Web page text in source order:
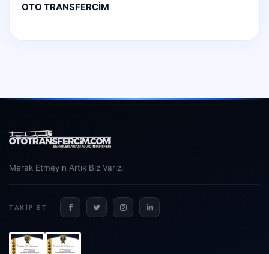
OTO TRANSFERCİM
Merak Etmeyin Artık Biz Varız.
TAKIP ET